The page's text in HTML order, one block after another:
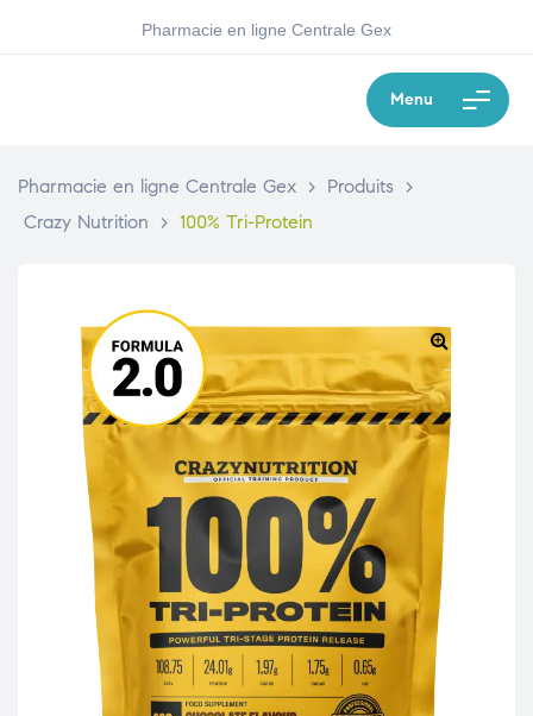
Pharmacie en ligne Centrale Gex
Menu
Pharmacie en ligne Centrale Gex > Produits
>
Crazy Nutrition
> 100% Tri-Protein